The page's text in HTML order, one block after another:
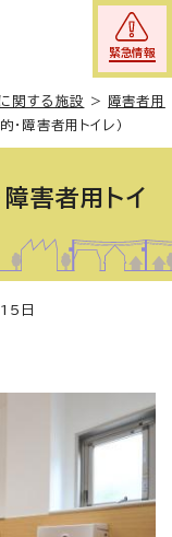
緊急情報
関する施設 >
障害者用
障害者用トイレ）
害者用トイ
日